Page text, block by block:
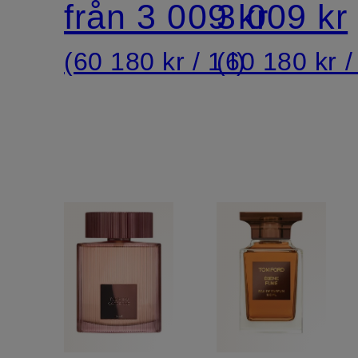
från 3 009 kr
(60 180 kr / 1 l)
3 009 kr
(60 180 kr